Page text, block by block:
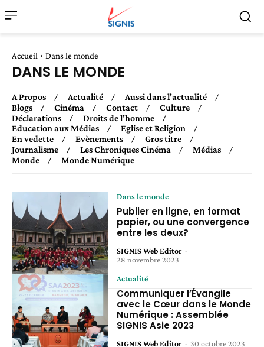
Accueil Dans le monde
DANS LE MONDE
A Propos Actualité
Aussi dans l'actualité
Blogs
Cinéma Contact
Culture
Déclarations
Droits de l'homme
Education aux Médias
Eglise et Religion
En vedette
Evènements
Gros titre
Journalisme
Les Chroniques Cinéma
Médias
Monde
Monde Numérique
Dans le monde
Publier en ligne, en format
papier, ou une convergence
entre les deux?
SIGNIS Web Editor -
28 novembre 2023
Actualité
Communiquer l’Évangile
avec le Cœur dans le Monde
Numérique : Assemblée
SIGNIS Asie 2023
SIGNIS Web Editor - 30 octobre 2023